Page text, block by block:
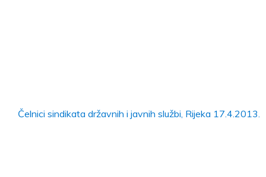
Čelnici sindikata državnih i javnih službi, Rijeka 17.4.2013.